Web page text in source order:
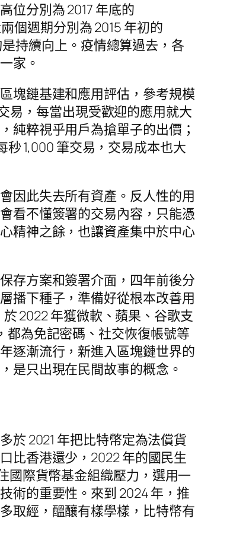
位分別為 2017 年底的
個週期分別為 2015 年初的
持續向上。疫情總算過去，各
家。
塊鏈基建和應用評估，參考規模
易，每當出現受歡迎的應用就大
純粹視乎用戶為搶單子的出價；
1,000 筆交易，交易成本也大
因此失去所有資產。反人性的用
看不懂簽署的交易內容，只能憑
精神之餘，也讓資產集中於中心
存方案和簽署介面，四年前後分
播下種子，準備好從根本改善用
2022 年獲微軟、蘋果、谷歌支
都為免記密碼、社交恢復帳號等
逐漸流行，新進入區塊鏈世界的
是只出現在民間故事的概念。
於 2021 年把比特幣定為法償貨
比香港還少，2022 年的國民生
國際貨幣基金組織壓力，選用一
術的重要性。來到 2024 年，推
取經，醞釀有樣學樣，比特幣有